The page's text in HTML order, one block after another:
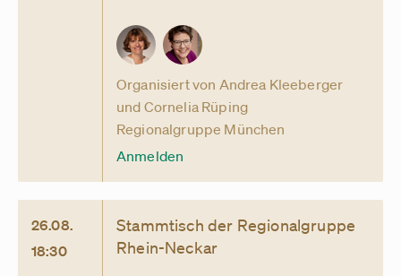
Organisiert von Andrea Kleeberger
und Cornelia Rüping
Regionalgruppe München
Anmelden
26.08.
18:30
Stammtisch der Regionalgruppe
Rhein-Neckar